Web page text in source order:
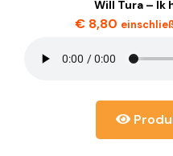
Will Tura – Ik
€8,80